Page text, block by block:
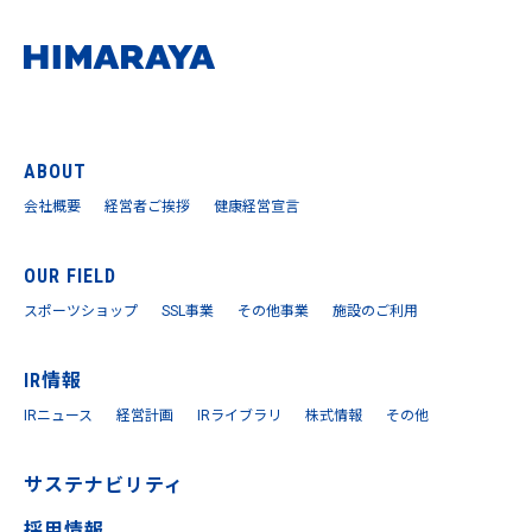
ABOUT
会社概要 経営者ご挨拶 健康経営宣言
OUR FIELD
スポーツショップ SSL事業 その他事業 施設のご利用
IR情報
IRニュース 経営計画 IRライブラリ 株式情報 その他
サステナビリティ